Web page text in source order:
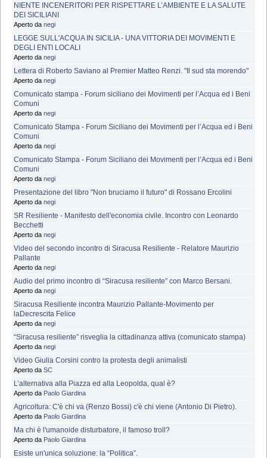
NIENTE INCENERITORI PER RISPETTARE L’AMBIENTE E LA SALUTE
DEI SICILIANI
Aperto da negi
LEGGE SULL'ACQUA IN SICILIA - UNA VITTORIA DEI MOVIMENTI E
DEGLI ENTI LOCALI
Aperto da negi
Lettera di Roberto Saviano al Premier Matteo Renzi. "Il sud sta morendo"
Aperto da negi
Comunicato stampa - Forum siciliano dei Movimenti per l’Acqua ed i Beni
Comuni
Aperto da negi
Comunicato Stampa - Forum Siciliano dei Movimenti per l’Acqua ed i Beni
Comuni
Aperto da negi
Comunicato Stampa - Forum Siciliano dei Movimenti per l’Acqua ed i Beni
Comuni
Aperto da negi
Presentazione del libro "Non bruciamo il futuro" di Rossano Ercolini
Aperto da negi
SR Resiliente - Manifesto dell'economia civile. Incontro con Leonardo
Becchetti
Aperto da negi
Video del secondo incontro di Siracusa Resiliente - Relatore Maurizio
Pallante
Aperto da negi
Audio del primo incontro di “Siracusa resiliente” con Marco Bersani.
Aperto da negi
Siracusa Resiliente incontra Maurizio Pallante-Movimento per
laDecrescita Felice
Aperto da negi
“Siracusa resiliente” risveglia la cittadinanza attiva (comunicato stampa)
Aperto da negi
Video Giulia Corsini contro la protesta degli animalisti
Aperto da SC
L’alternativa alla Piazza ed alla Leopolda, qual è?
Aperto da Paolo Giardina
Agricoltura: C'è chi va (Renzo Bossi) c'è chi viene (Antonio Di Pietro).
Aperto da Paolo Giardina
Ma chi è l'umanoide disturbatore, il famoso troll?
Aperto da Paolo Giardina
Esiste un'unica soluzione: la “Politica”.